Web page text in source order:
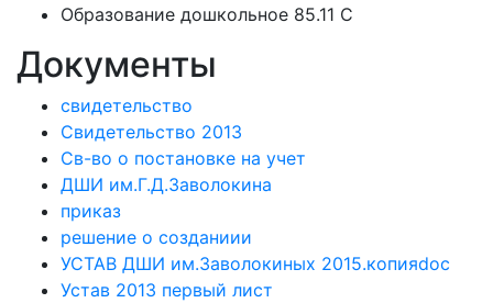
Образование дошкольное 85.11 C
Документы
свидетельство
Cвидетельство 2013
Св-во о постановке на учет
ДШИ им.Г.Д.Заволокина
приказ
решение о созданиии
УСТАВ ДШИ им.Заволокиных 2015.копияdoc
Устав 2013 первый лист